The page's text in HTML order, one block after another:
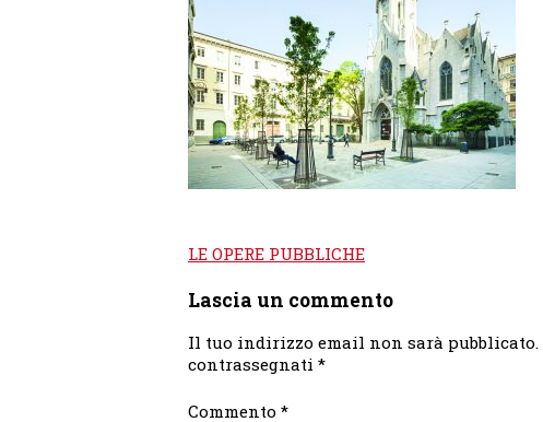
Navigazione
LE OPERE PUBBLICHE
Lascia un commento
Il tuo indirizzo email non sarà pubblicato.
contrassegnati *
Commento *